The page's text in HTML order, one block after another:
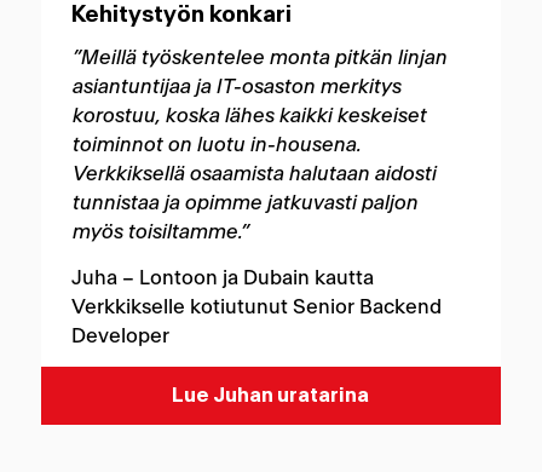
Kehitystyön konkari
”Meillä työskentelee monta pitkän linjan
asiantuntijaa ja IT-osaston merkitys
korostuu, koska lähes kaikki keskeiset
toiminnot on luotu in-housena.
Verkkiksellä osaamista halutaan aidosti
tunnistaa ja opimme jatkuvasti paljon
myös toisiltamme.”
Juha – Lontoon ja Dubain kautta
Verkkikselle kotiutunut Senior Backend
Developer
Lue Juhan uratarina